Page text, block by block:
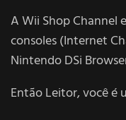
A Wii Shop Channel
consoles (Internet
Nintendo DSi
Então Leitor, você é